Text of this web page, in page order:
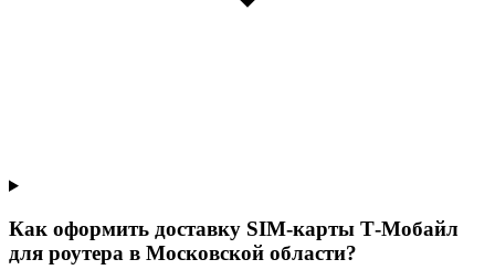
Как оформить доставку SIM-карты Т‑Мобайл
для роутера в Московской области?